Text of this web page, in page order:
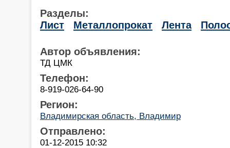
Разделы:
Лист
Металлопрокат Лента
Автор объявления:
ТД ЦМК
Телефон:
8-919-026-64-90
Регион:
Владимирская область, Владимир
Отправлено:
01-12-2015 10:32